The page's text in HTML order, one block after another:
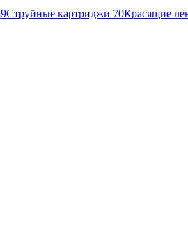
Струйные картриджи 70Красящие